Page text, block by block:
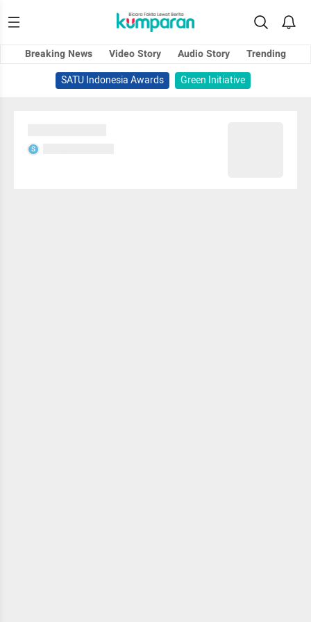
Breaking News Video Story Audio Story
Trending
SATU Indonesia Awards
Green Initiative
S